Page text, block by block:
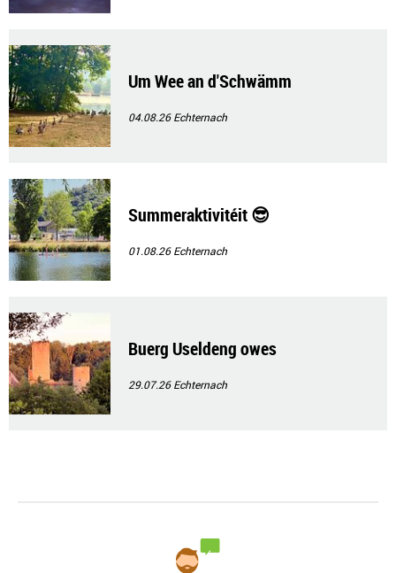
Um Wee an d'Schwämm
04.08.26Echternach
Summeraktivitéit 😎
01.08.26Echternach
Buerg Useldeng owes
29.07.26Echternach